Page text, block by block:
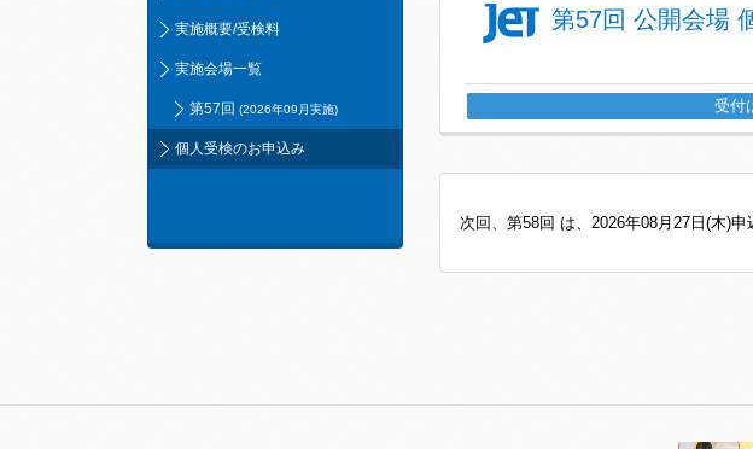
実施概要/受検料
実施会場一覧
第57回 (2026年09月実施)
個人受検のお申込み
第57回 公開会場
受付
次回、第58回 は、2026年08月27日(木)申